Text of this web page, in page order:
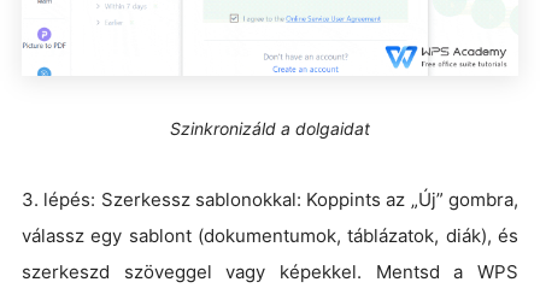
Szinkronizáld a dolgaidat
3. lépés: Szerkessz sablonokkal: Koppints az „Új” gombra,
válassz egy sablont (dokumentumok, táblázatok, diák), és
szerkeszd szöveggel vagy képekkel. Mentsd a WPS